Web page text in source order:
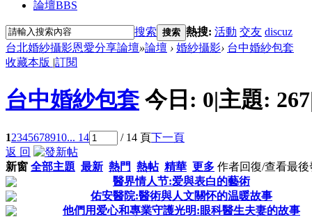
論壇BBS
搜索 搜索 熱搜: 活動 交友 discuz
台北婚紗攝影恩愛分享論壇»論壇 › 婚紗攝影› 台中婚紗包套
收藏本版 |訂閱
台中婚紗包套 今日: 0|主題: 267
12345678910... 14 / 14 頁下一頁
返 回
新窗 全部主題 最新 熱門 熱帖 精華 更多 作者回復/查看最後
醫界情人节:爱與表白的藝術
佑安醫院:醫術與人文關怀的温暖故事
他們用爱心和專業守護光明:眼科醫生夫妻的故事